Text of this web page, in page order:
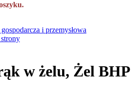
i przemysłowa
w żelu, Żel